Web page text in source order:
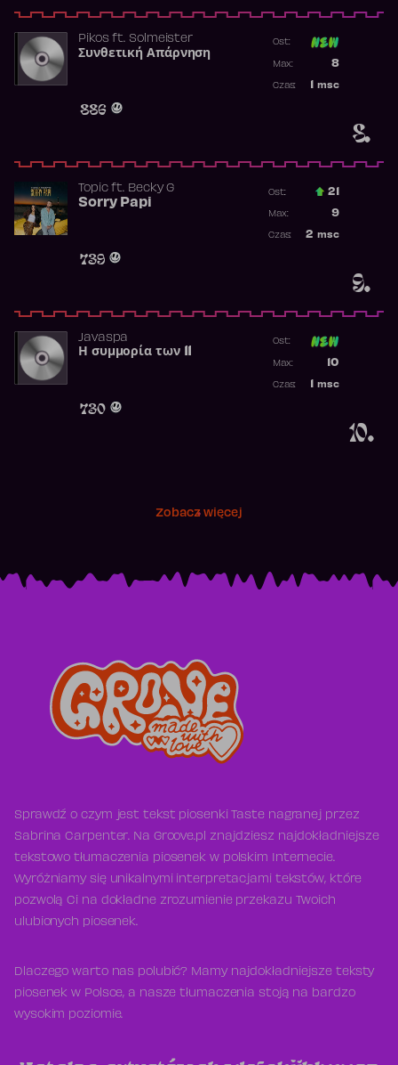
8.
Pikosft. Solmeister
Συνθετική Απάρνηση
886
Ost:
8
Max:
msc
Czas:
9.
Topicft. Becky G
Sorry Papi
739
Ost.: 21
9
Max:
2 msc
Czas:
10.
Javaspa
Η συμμορία των 11
730
Ost:
10
Max:
msc
Czas:
Zobacz więcej
Sprawdź o czym jest tekst piosenki Taste nagranej przez
Sabrina Carpenter. Na Groove.pl znajdziesz najdokładniejsze
tekstowo tłumaczenia piosenek w polskim Internecie.
Wyróżniamy się unikalnymi interpretacjami tekstów, które
pozwolą Ci na dokładne zrozumienie przekazu Twoich
ulubionych piosenek.
Dlaczego warto nas polubić? Mamy najdokładniejsze teksty
piosenek w Polsce, a nasze tłumaczenia stoją na bardzo
wysokim poziomie.